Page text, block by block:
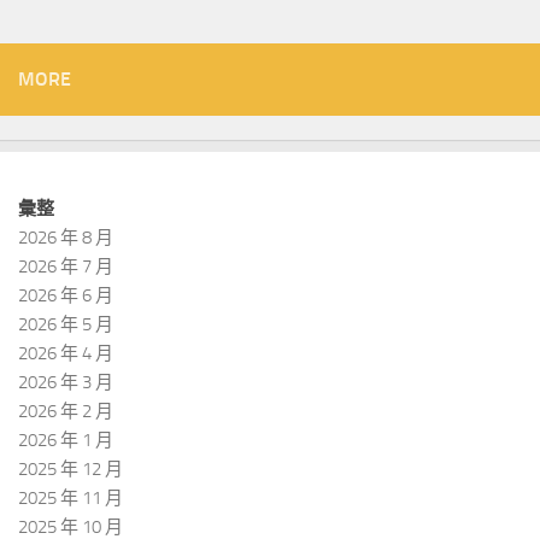
MORE
彙整
2026 年 8 月
2026 年 7 月
2026 年 6 月
2026 年 5 月
2026 年 4 月
2026 年 3 月
2026 年 2 月
2026 年 1 月
2025 年 12 月
2025 年 11 月
2025 年 10 月